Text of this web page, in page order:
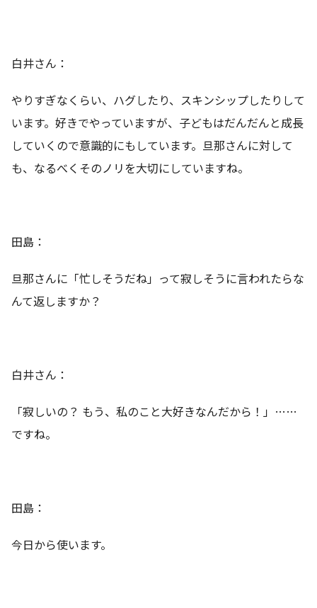
白井さん：
やりすぎなくらい、ハグしたり、スキンシップしたりして
います。好きでやっていますが、子どもはだんだんと成長
していくので意識的にもしています。旦那さんに対して
も、なるべくそのノリを大切にしていますね。
田島：
旦那さんに「忙しそうだね」って寂しそうに言われたらな
んて返しますか？
白井さん：
「寂しいの？ もう、私のこと大好きなんだから！」……
ですね。
田島：
今日から使います。